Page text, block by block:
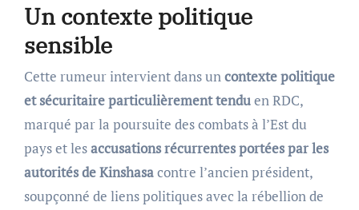
Un contexte politique
sensible
Cette rumeur intervient dans uncontexte politique
et sécuritaire particulièrement tenduen RDC,
marqué par la poursuite des combats à l’Est du
pays et lesaccusations récurrentes portées par les
autorités de Kinshasacontre l’ancien président,
soupçonné de liens politiques avec la rébellion de